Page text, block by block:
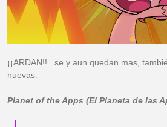
¡¡ARDAN!!.. se y aun quedan mas,
nuevas.
Planet of the Apps (El Planeta de las